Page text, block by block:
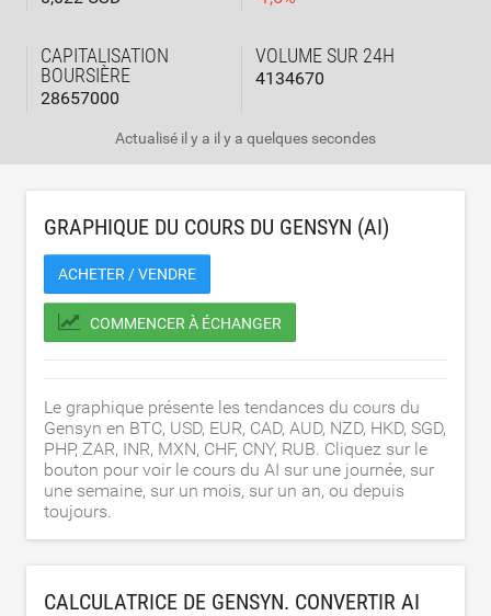
CAPITALISATION
BOURSIÈRE
28657000
VOLUME SUR 24H
4134670
Actualisé il y a il y a quelques secondes
GRAPHIQUE DU COURS DU GENSYN (AI)
ACHETER / VENDRE
COMMENCER À ÉCHANGER
Le graphique présente les tendances du cours du
Gensyn en BTC, USD, EUR, CAD, AUD, NZD, HKD, SGD,
PHP, ZAR, INR, MXN, CHF, CNY, RUB. Cliquez sur le
bouton pour voir le cours du AI sur une journée, sur
une semaine, sur un mois, sur un an, ou depuis
toujours.
CALCULATRICE DE GENSYN. CONVERTIR AI